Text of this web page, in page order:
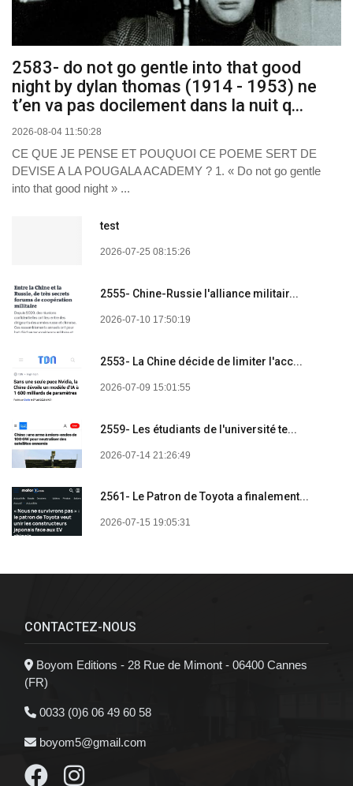
2583- do not go gentle into that good
night by dylan thomas (1914 - 1953) ne
t’en va pas docilement dans la nuit q...
2026-08-04 11:50:28
CE QUE JE PENSE ET POUQUOI CE POEME SERT DE
DEVISE A LA POUGALA ACADEMY ? 1. « Do not go gentle
into that good night » ...
test
2026-07-25 08:15:26
2555- Chine-Russie l'alliance militair...
2026-07-10 17:50:19
2553- La Chine décide de limiter l'acc...
2026-07-09 15:01:55
2559- Les étudiants de l'université te...
2026-07-14 21:26:49
2561- Le Patron de Toyota a finalement...
2026-07-15 19:05:31
CONTACTEZ-NOUS
Boyom Editions - 28 Rue de Mimont - 06400 Cannes
(FR)
0033 (0)6 06 49 60 58
boyom5@gmail.com